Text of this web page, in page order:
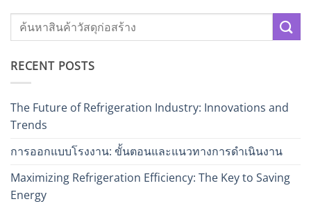
RECENT POSTS
The Future of Refrigeration Industry: Innovations and
Trends
การออกแบบโรงงาน: ขั้นตอนและแนวทางการดำเนินงาน
Maximizing Refrigeration Efficiency: The Key to Saving
Energy